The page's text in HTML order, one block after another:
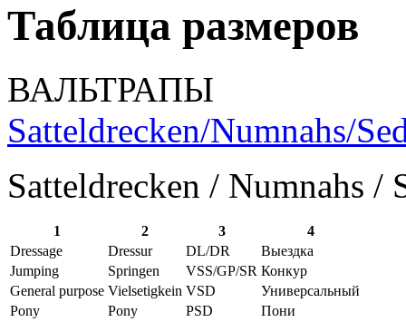
Таблица размеров
ВАЛЬТРАПЫ
Satteldrecken/Numnahs/
Satteldrecken / Numnahs /
1 2 3
4
Dressage
Dressur DL/DR
Выездка
Jumping
Springen VSS/GP/SR Конкур
General purpose Vielsetigkein VSD
Универсальный
Pony
Pony PSD Пони